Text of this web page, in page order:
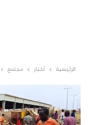
الرئيسية أخبار مجتمع